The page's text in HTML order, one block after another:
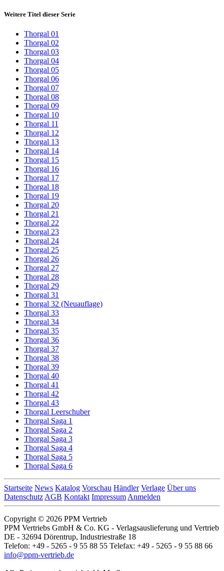
Weitere Titel dieser Serie
Thorgal 01
Thorgal 02
Thorgal 03
Thorgal 04
Thorgal 05
Thorgal 06
Thorgal 07
Thorgal 08
Thorgal 09
Thorgal 10
Thorgal 11
Thorgal 12
Thorgal 13
Thorgal 14
Thorgal 15
Thorgal 16
Thorgal 17
Thorgal 18
Thorgal 19
Thorgal 20
Thorgal 21
Thorgal 22
Thorgal 23
Thorgal 24
Thorgal 25
Thorgal 26
Thorgal 27
Thorgal 28
Thorgal 29
Thorgal 31
Thorgal 32 (Neuauflage)
Thorgal 33
Thorgal 34
Thorgal 35
Thorgal 36
Thorgal 37
Thorgal 38
Thorgal 39
Thorgal 40
Thorgal 41
Thorgal 42
Thorgal 43
Thorgal Leerschuber
Thorgal Saga 1
Thorgal Saga 2
Thorgal Saga 3
Thorgal Saga 4
Thorgal Saga 5
Thorgal Saga 6
Startseite News Katalog Vorschau Händler Verlage Über uns
Datenschutz AGB Kontakt Impressum Anmelden
Copyright © 2026 PPM Vertrieb
PPM Vertriebs GmbH & Co. KG - Verlagsauslieferung und Vertrieb
DE - 32694 Dörentrup, Industriestraße 18
Telefon: +49 - 5265 - 9 55 88 55 Telefax: +49 - 5265 - 9 55 88 66
info@ppm-vertrieb.de